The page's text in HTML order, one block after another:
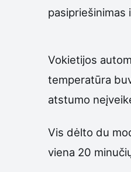
pasipriešinimas
Vokietijos
temperatūra
atstumo
Vis dėlto du
viena 20